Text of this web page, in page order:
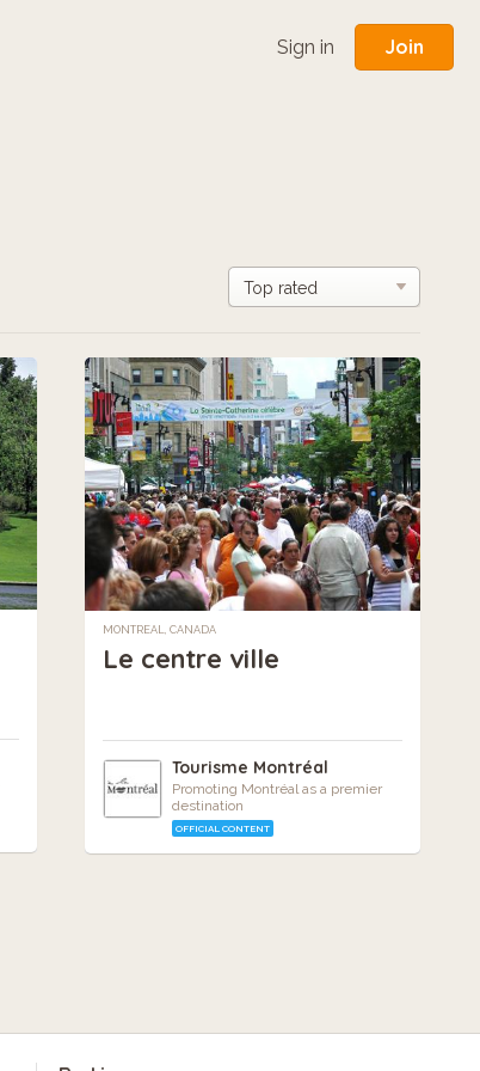
Sign in Join
MONTREAL, CANADA
Le centre ville
Tourisme Montréal
Promoting Montréal as a premier
destination
OFFICIAL CONTENT